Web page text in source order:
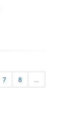
7 8
…